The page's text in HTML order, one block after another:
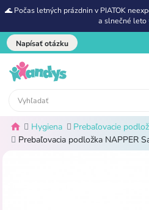
🌊 Počas letných prázdnin v PIATOK
a slnečné leto
Napísať otázku
Hygiena
Prebaľovacie
Prebaľovacia podložka NAPPER